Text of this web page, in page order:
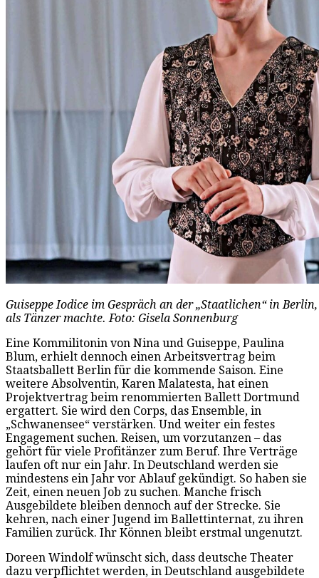
Guiseppe Iodice im Gespräch an der „Staatlichen“ in
als Tänzer machte. Foto: Gisela Sonnenburg
Eine Kommilitonin von Nina und Guiseppe, Paulina
Blum, erhielt dennoch einen Arbeitsvertrag beim
Staatsballett Berlin für die kommende Saison. Eine
weitere Absolventin, Karen Malatesta, hat einen
Projektvertrag beim renommierten Ballett Dortmund
ergattert. Sie wird den Corps, das Ensemble, in
„Schwanensee“ verstärken. Und weiter ein festes
Engagement suchen. Reisen, um vorzutanzen – das
gehört für viele Profitänzer zum Beruf. Ihre Verträge
laufen oft nur ein Jahr. In Deutschland werden sie
mindestens ein Jahr vor Ablauf gekündigt. So haben sie
Zeit, einen neuen Job zu suchen. Manche frisch
Ausgebildete bleiben dennoch auf der Strecke. Sie
kehren, nach einer Jugend im Ballettinternat, zu ihren
Familien zurück. Ihr Können bleibt erstmal ungenutzt.
Doreen Windolf wünscht sich, dass deutsche Theater
dazu verpflichtet werden, in Deutschland ausgebildete